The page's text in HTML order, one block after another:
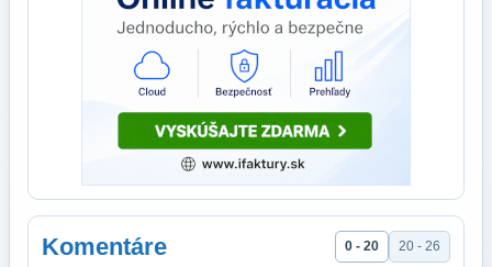
Komentáre 0 - 20 20 - 26